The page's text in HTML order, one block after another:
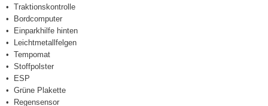
Traktionskontrolle
Bordcomputer
Einparkhilfe hinten
Leichtmetallfelgen
Tempomat
Stoffpolster
ESP
Grüne Plakette
Regensensor